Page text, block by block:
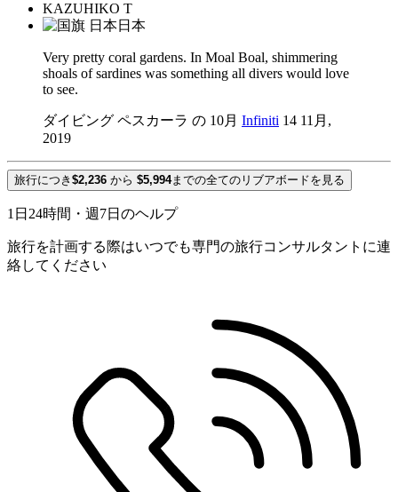
KAZUHIKO T
日本
Very pretty coral gardens. In Moal Boal, shimmering
shoals of sardines was something all divers would love
to see.
ダイビング ペスカーラ の 10月 Infiniti 14 11月,
2019
旅行につき $2,236 から $5,994までの全てのリブアボードを見る
1日24時間・週7日のヘルプ
旅行を計画する際はいつでも専門の旅行コンサルタントに連
絡してください